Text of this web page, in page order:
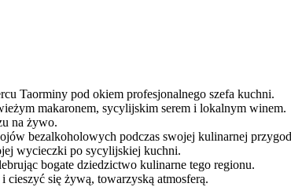
Taorminy pod okiem profesjonalnego szefa kuchni.
makaronem, sycylijskim serem i lokalnym winem.
na żywo.
bezalkoholowych podczas swojej kulinarnej
wycieczki po sycylijskiej kuchni.
bogate dziedzictwo kulinarne tego regionu.
cieszyć się żywą, towarzyską atmosferą.